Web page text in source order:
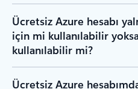
Ücretsiz Azure hesabı
için mi kullanılabilir
kullanılabilir mi?
Ücretsiz Azure